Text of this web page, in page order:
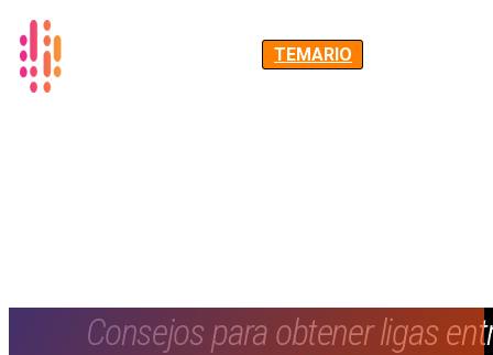
TEMARIO
Consejos para obtener ligas